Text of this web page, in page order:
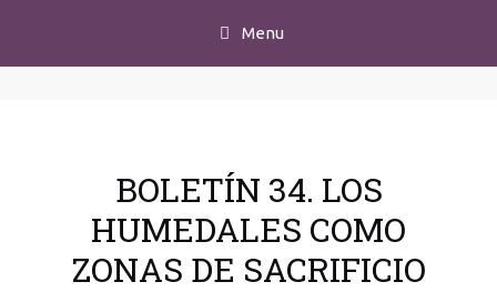
Menu
BOLETÍN 34. LOS
HUMEDALES COMO
ZONAS DE SACRIFICIO